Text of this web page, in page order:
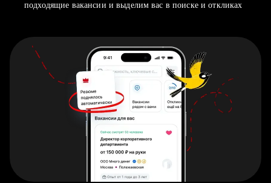
подходящие вакансии и выделим вас в поиске и откликах